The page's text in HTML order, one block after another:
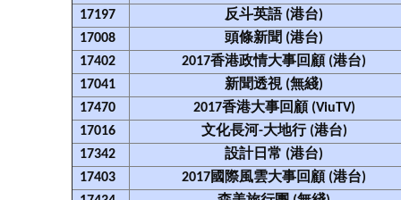
17197
反斗英語 (港台)
17008
頭條新聞 (港台)
17402
2017香港政情大事回顧 (港台)
17041
新聞透視 (無綫)
17470
2017香港大事回顧 (ViuTV)
17016
文化長河-大地行 (港台)
17342
設計日常 (港台)
17403
2017國際風雲大事回顧 (港台)